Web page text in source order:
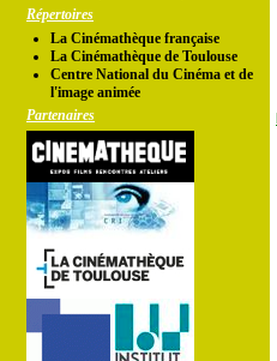
Répertoires
La Cinémathèque française
La Cinémathèque de Toulouse
Centre National du Cinéma et de
l'image animée
Partenaires